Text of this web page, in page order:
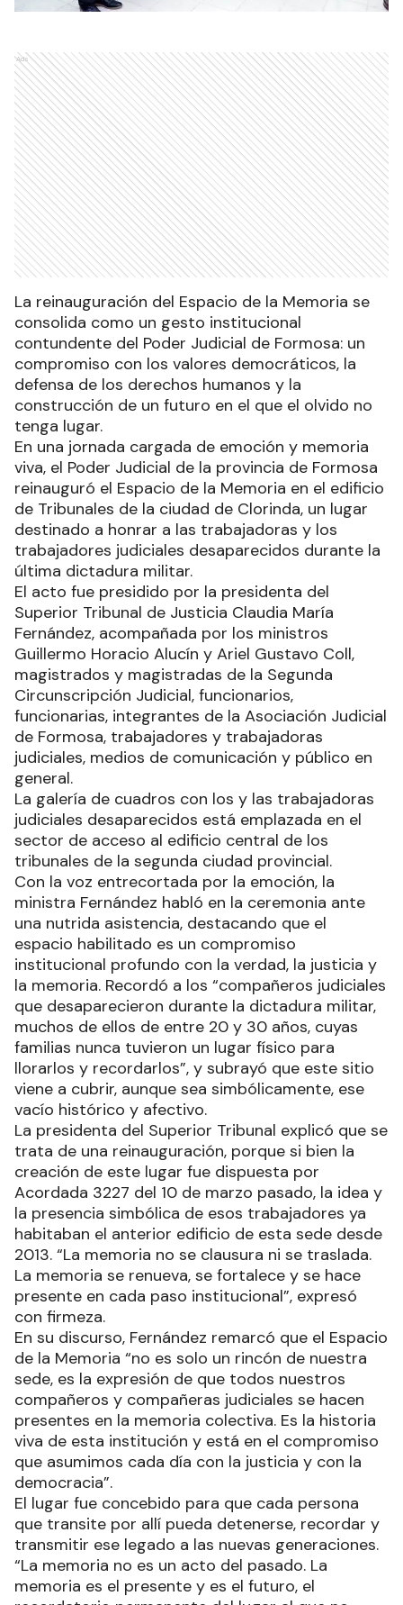
Ads
La reinauguración del Espacio de la Memoria se
consolida como un gesto institucional
contundente del Poder Judicial de Formosa: un
compromiso con los valores democráticos, la
defensa de los derechos humanos y la
construcción de un futuro en el que el olvido no
tenga lugar.
En una jornada cargada de emoción y memoria
viva, el Poder Judicial de la provincia de Formosa
reinauguró el Espacio de la Memoria en el edificio
de Tribunales de la ciudad de Clorinda, un lugar
destinado a honrar a las trabajadoras y los
trabajadores judiciales desaparecidos durante la
última dictadura militar.
El acto fue presidido por la presidenta del
Superior Tribunal de Justicia Claudia María
Fernández, acompañada por los ministros
Guillermo Horacio Alucín y Ariel Gustavo Coll,
magistrados y magistradas de la Segunda
Circunscripción Judicial, funcionarios,
funcionarias, integrantes de la Asociación Judicial
de Formosa, trabajadores y trabajadoras
judiciales, medios de comunicación y público en
general.
La galería de cuadros con los y las trabajadoras
judiciales desaparecidos está emplazada en el
sector de acceso al edificio central de los
tribunales de la segunda ciudad provincial.
Con la voz entrecortada por la emoción, la
ministra Fernández habló en la ceremonia ante
una nutrida asistencia, destacando que el
espacio habilitado es un compromiso
institucional profundo con la verdad, la justicia y
la memoria. Recordó a los “compañeros judiciales
que desaparecieron durante la dictadura militar,
muchos de ellos de entre 20 y 30 años, cuyas
familias nunca tuvieron un lugar físico para
llorarlos y recordarlos”, y subrayó que este sitio
viene a cubrir, aunque sea simbólicamente, ese
vacío histórico y afectivo.
La presidenta del Superior Tribunal explicó que se
trata de una reinauguración, porque si bien la
creación de este lugar fue dispuesta por
Acordada 3227 del 10 de marzo pasado, la idea y
la presencia simbólica de esos trabajadores ya
habitaban el anterior edificio de esta sede desde
2013. “La memoria no se clausura ni se traslada.
La memoria se renueva, se fortalece y se hace
presente en cada paso institucional”, expresó
con firmeza.
En su discurso, Fernández remarcó que el Espacio
de la Memoria “no es solo un rincón de nuestra
sede, es la expresión de que todos nuestros
compañeros y compañeras judiciales se hacen
presentes en la memoria colectiva. Es la historia
viva de esta institución y está en el compromiso
que asumimos cada día con la justicia y con la
democracia”.
El lugar fue concebido para que cada persona
que transite por allí pueda detenerse, recordar y
transmitir ese legado a las nuevas generaciones.
“La memoria no es un acto del pasado. La
memoria es el presente y es el futuro, el